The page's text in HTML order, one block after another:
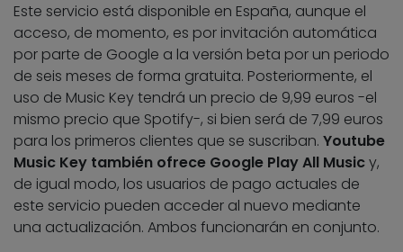
Este servicio está disponible en España, aunque el
acceso, de momento, es por invitación automática
por parte de Google a la versión beta por un periodo
de seis meses de forma gratuita. Posteriormente, el
uso de Music Key tendrá un precio de 9,99 euros -el
mismo precio que Spotify-, si bien será de 7,99 euros
para los primeros clientes que se suscriban. Youtube
Music Key también ofrece Google Play All Musicy,
de igual modo, los usuarios de pago actuales de
este servicio pueden acceder al nuevo mediante
una actualización. Ambos funcionarán en conjunto.